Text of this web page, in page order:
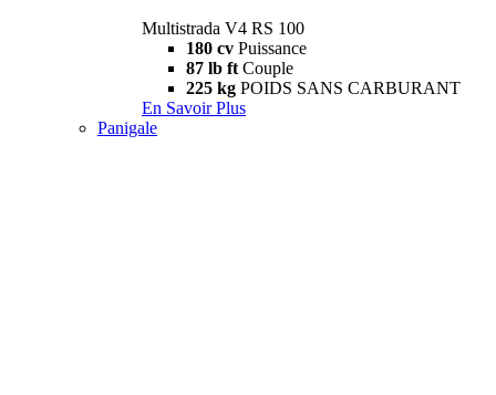
Multistrada V4 RS 100
180 cv Puissance
87 lb ft Couple
225 kg POIDS SANS CARBURANT
En Savoir Plus
Panigale